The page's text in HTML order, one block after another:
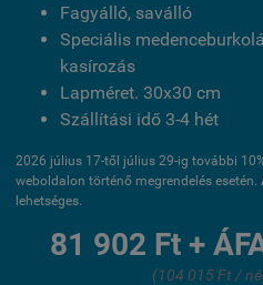
Fagyálló, saválló
Speciális
kasírozás
Lapméret. 30x30 cm
Szállítási idő 3-4 hét
2026 július 17-től július 29-ig további
weboldalon történő megrendelés
lehetséges.
81 902 Ft +
(104 015 Ft /